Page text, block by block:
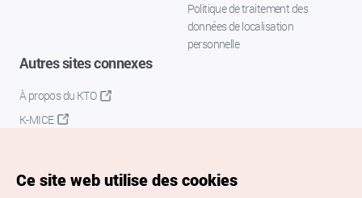
Politique de traitement des
données de localisation
personnelle
Autres sites connexes
À propos du KTO
K-MICE
Ce site web utilise des cookies